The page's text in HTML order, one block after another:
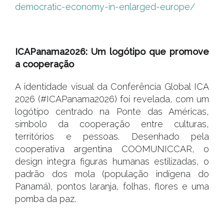
democratic-economy-in-enlarged-europe/
ICAPanama2026: Um logótipo que promove
a cooperação
A identidade visual da Conferência Global ICA
2026 (#ICAPanama2026) foi revelada, com um
logótipo centrado na Ponte das Américas,
símbolo da cooperação entre culturas,
territórios e pessoas. Desenhado pela
cooperativa argentina COOMUNICCAR, o
design integra figuras humanas estilizadas, o
padrão dos mola (população indígena do
Panamá), pontos laranja, folhas, flores e uma
pomba da paz.